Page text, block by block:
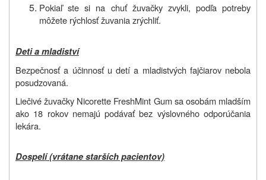
Pokiaľ ste si na chuť žuvačky zvykli, podľa potreby
môžete rýchlosť žuvania zrýchliť.
Deti a mladiství
Bezpečnosť a účinnosť u detí a mladistvých fajčiarov nebola
posudzovaná.
Liečivé žuvačky Nicorette FreshMint Gum sa osobám mladším
ako 18 rokov nemajú podávať bez výslovného odporúčania
lekára.
Dospelí (vrátane starších pacientov)